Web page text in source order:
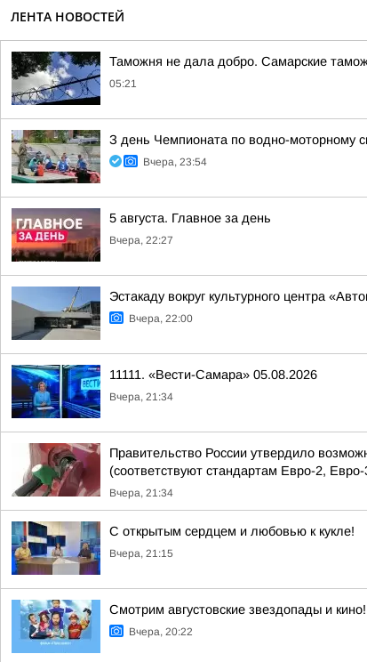
ЛЕНТА НОВОСТЕЙ
Таможня не дала добро. Самарские
05:21
З день Чемпионата по водно-моторному
Вчера, 23:54
5 августа. Главное за день
Вчера, 22:27
Эстакаду вокруг культурного центра
Вчера, 22:00
11111. «Вести-Самара» 05.08.2026
Вчера, 21:34
Правительство России утвердило
(соответствуют стандартам Евро-2,
Вчера, 21:34
С открытым сердцем и любовью к кукле!
Вчера, 21:15
Смотрим августовские звездопады и кино!
Вчера, 20:22